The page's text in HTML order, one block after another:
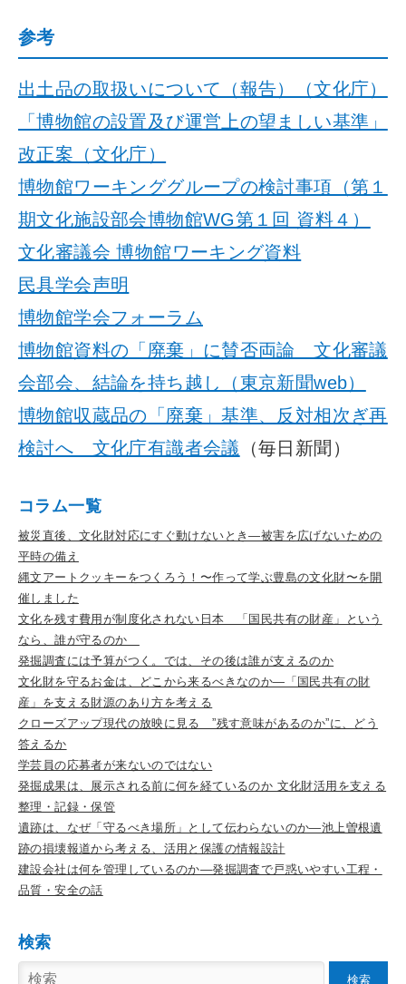
参考
出土品の取扱いについて（報告）（文化庁）
「博物館の設置及び運営上の望ましい基準」
改正案（文化庁）
博物館ワーキンググループの検討事項（第１
期文化施設部会博物館WG第１回 資料４）
文化審議会 博物館ワーキング資料
民具学会声明
博物館学会フォーラム
博物館資料の「廃棄」に賛否両論 文化審議
会部会、結論を持ち越し（東京新聞web）
博物館収蔵品の「廃棄」基準、反対相次ぎ再
検討へ 文化庁有識者会議 （毎日新聞）
コラム一覧
被災直後、文化財対応にすぐ動けないとき―被害を広げないための
平時の備え
縄文アートクッキーをつくろう！〜作って学ぶ豊島の文化財〜を開
催しました
文化を残す費用が制度化されない日本 「国民共有の財産」という
なら、誰が守るのか
発掘調査には予算がつく。では、その後は誰が支えるのか
文化財を守るお金は、どこから来るべきなのか―「国民共有の財
産」を支える財源のあり方を考える
クローズアップ現代の放映に見る ”残す意味があるのか”に、どう
答えるか
学芸員の応募者が来ないのではない
発掘成果は、展示される前に何を経ているのか 文化財活用を支える
整理・記録・保管
遺跡は、なぜ「守るべき場所」として伝わらないのか―池上曽根遺
跡の損壊報道から考える、活用と保護の情報設計
建設会社は何を管理しているのか―発掘調査で戸惑いやすい工程・
品質・安全の話
検索
検索